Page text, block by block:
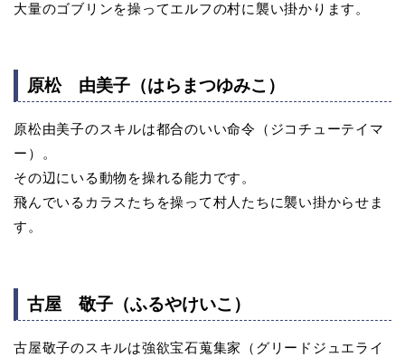
大量のゴブリンを操ってエルフの村に襲い掛かります。
原松 由美子（はらまつゆみこ）
原松由美子のスキルは都合のいい命令（ジコチューテイマ
ー）。
その辺にいる動物を操れる能力です。
飛んでいるカラスたちを操って村人たちに襲い掛からせま
す。
古屋 敬子（ふるやけいこ）
古屋敬子のスキルは強欲宝石蒐集家（グリードジュエライ